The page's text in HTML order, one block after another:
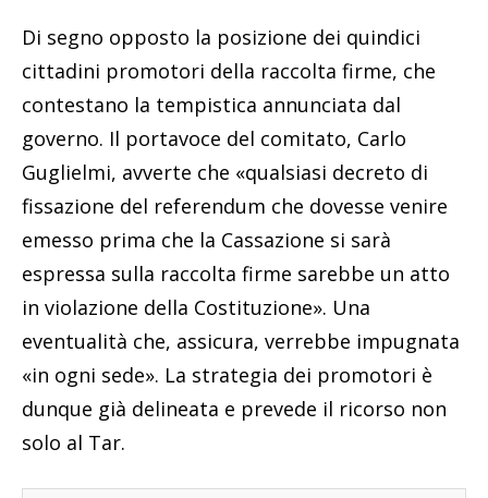
Di segno opposto la posizione dei quindici
cittadini promotori della raccolta firme, che
contestano la tempistica annunciata dal
governo. Il portavoce del comitato, Carlo
Guglielmi, avverte che «qualsiasi decreto di
fissazione del referendum che dovesse venire
emesso prima che la Cassazione si sarà
espressa sulla raccolta firme sarebbe un atto
in violazione della Costituzione». Una
eventualità che, assicura, verrebbe impugnata
«in ogni sede». La strategia dei promotori è
dunque già delineata e prevede il ricorso non
solo al Tar.